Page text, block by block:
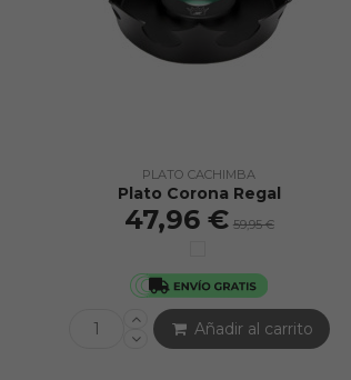
PLATO CACHIMBA
Plato Corona Regal
47,96 € 59,95 €
Añadir al carrito